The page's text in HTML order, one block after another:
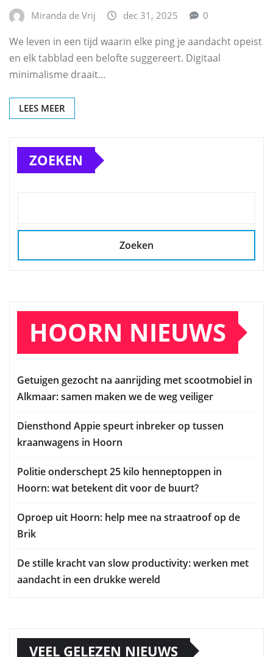
Miranda de Vrij dec 31, 2025 0
We leven in een tijd waarin elke ping je aandacht opeist
en elk tabblad een belofte suggereert. Digitaal
minimalisme draait…
LEES MEER
ZOEKEN
Zoeken
HOORN NIEUWS
Getuigen gezocht na aanrijding met scootmobiel in
Alkmaar: samen maken we de weg veiliger
Diensthond Appie speurt inbreker op tussen
kraanwagens in Hoorn
Politie onderschept 25 kilo henneptoppen in
Hoorn: wat betekent dit voor de buurt?
Oproep uit Hoorn: help mee na straatroof op de
Brik
De stille kracht van slow productivity: werken met
aandacht in een drukke wereld
VEEL GELEZEN NIEUWS